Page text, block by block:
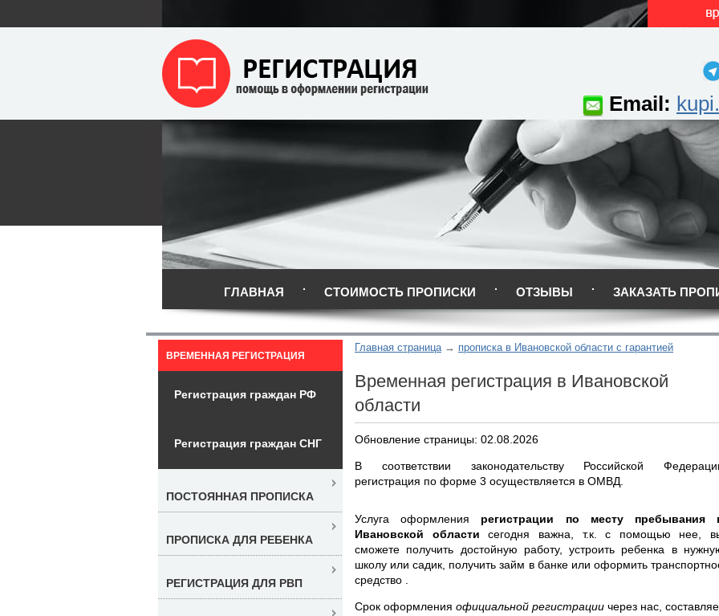
Email:
ГЛАВНАЯ СТОИМОСТЬ ПРОПИСКИ ОТЗЫВЫ ЗАКАЗАТЬ
Главная страница прописка в Ивановской области с гарантией
Временная регистрация в Ивановской
области
Обновление страницы: 02.08.2026
В соответствии законодательству Российской
регистрация по форме 3 осуществляется в ОМВД.
Услуга оформления регистрации по месту пребывания
Ивановской областисегодня важна, т.к. с помощью нее,
сможете получить достойную работу, устроить ребенка в
школу или садик, получить займ в банке или оформить
средство .
Срок оформления официальной регистрации через нас,
ВРЕМЕННАЯ РЕГИСТРАЦИЯ
Регистрация граждан РФ
Регистрация граждан СНГ
ПОСТОЯННАЯ ПРОПИСКА
ПРОПИСКА ДЛЯ РЕБЕНКА
РЕГИСТРАЦИЯ ДЛЯ РВП